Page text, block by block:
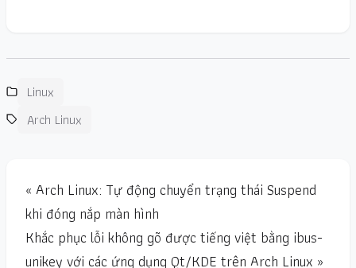
Linux
Arch Linux
« Arch Linux: Tự động chuyển trạng thái Suspend
khi đóng nắp màn hình
Khắc phục lỗi không gõ được tiếng việt bằng ibus-
unikey với các ứng dụng Qt/KDE trên Arch Linux »